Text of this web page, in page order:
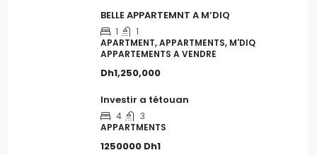
BELLE APPARTEMNT A M’DIQ
1
1
APARTMENT, APPARTMENTS, M'DIQ
APPARTEMENTS A VENDRE
Dh1,250,000
Investir a tétouan
4
3
APPARTMENTS
1250000 Dh1